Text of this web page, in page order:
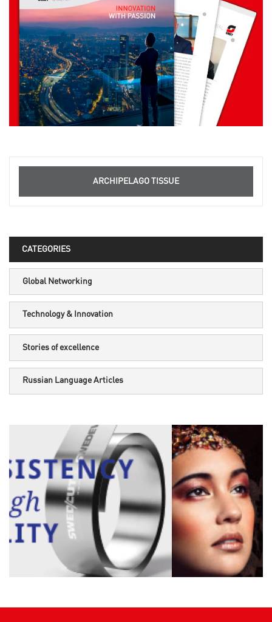
ARCHIPELAGO TISSUE
CATEGORIES
Global Networking
Technology & Innovation
Stories of excellence
Russian Language Articles